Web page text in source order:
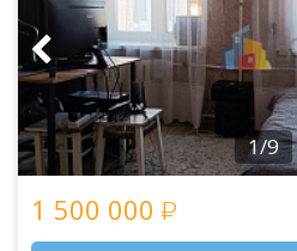
1/9
1 500 000